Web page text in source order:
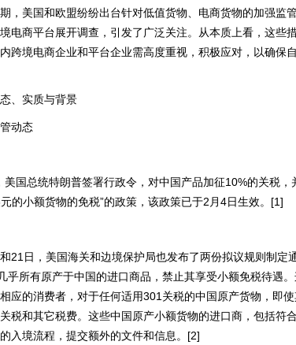
，美国和欧盟纷纷出台针对低值货物、电商货物的加强监
电商平台展开调查，引发了广泛关注。从本质上看，这些
跨境电商企业和平台企业需高度重视，积极应对，以确保
、实质与背景
动态
美国总统特朗普签署行政令，对中国产品加征10%的关税，
的小额货物的免税”的政策，该政策已于2月4日生效。[1]
21日，美国海关和边境保护局也发布了两份拟议规则制定
乎所有原产于中国的进口商品，禁止其享受小额免税待遇。
应的消费者，对于任何适用301关税的中国原产货物，即
税和其它税费。这些中国原产小额货物的进口商，包括符
入境流程，提交额外的文件和信息。[2]